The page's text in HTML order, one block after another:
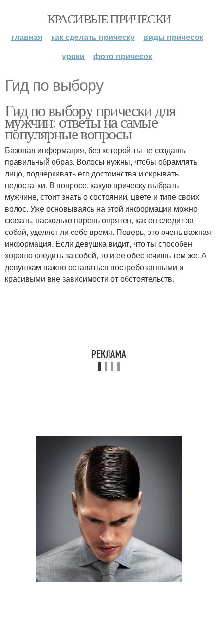
КРАСИВЫЕ ПРИЧЕСКИ
главная как сделать прическу
виды причесок
уроки
фото причесок
Гид по выбору
Гид по выбору прически для
мужчин: ответы на самые
популярные вопросы
Базовая информация, без которой ты не создашь
правильный образ. Волосы нужны, чтобы обрамлять
лицо, подчеркивать его достоинства и скрывать
недостатки. В вопросе, какую прическу выбрать
мужчине, стоит знать о состоянии, цвете и типе своих
волос. Уже основываясь на этой информации можно
сказать, насколько парень опрятен, как он следит за
собой, уделяет ли себе время. Поверь, это очень важная
информация. Если девушка видит, что ты способен
хорошо следить за собой, то и ее обеспечишь тем же. А
девушкам важно оставаться востребованными и
красивыми вне зависимости от обстоятельств.